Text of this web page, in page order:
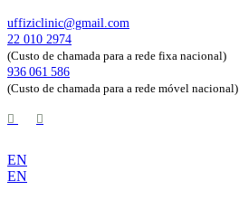
uffiziclinic@gmail.com
22 010 2974
(Custo de chamada para a rede fixa nacional)
936 061 586
(Custo de chamada para a rede móvel nacional)
EN
EN